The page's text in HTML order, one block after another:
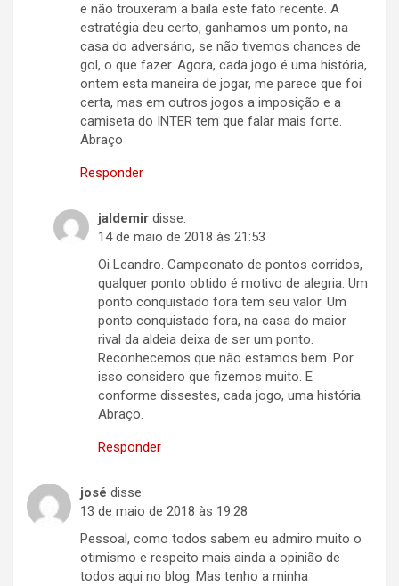
e não trouxeram a baila este fato recente. A
estratégia deu certo, ganhamos um ponto, na
casa do adversário, se não tivemos chances de
gol, o que fazer. Agora, cada jogo é uma história,
ontem esta maneira de jogar, me parece que foi
certa, mas em outros jogos a imposição e a
camiseta do INTER tem que falar mais forte.
Abraço
Responder
jaldemir disse:
14 de maio de 2018 às 21:53
Oi Leandro. Campeonato de pontos corridos,
qualquer ponto obtido é motivo de alegria. Um
ponto conquistado fora tem seu valor. Um
ponto conquistado fora, na casa do maior
rival da aldeia deixa de ser um ponto.
Reconhecemos que não estamos bem. Por
isso considero que fizemos muito. E
conforme dissestes, cada jogo, uma história.
Abraço.
Responder
josé disse:
13 de maio de 2018 às 19:28
Pessoal, como todos sabem eu admiro muito o
otimismo e respeito mais ainda a opinião de
todos aqui no blog. Mas tenho a minha